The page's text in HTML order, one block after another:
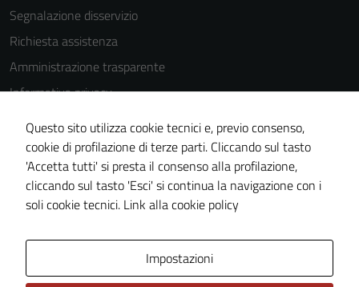
Segnalazione disservizio
Richiesta assistenza
Amministrazione trasparente
Informativa privacy
Cookie Policy
Note legali
Dichiarazione di accessibilità
Piano di miglioramento del sito
Questo sito utilizza cookie tecnici e, previo consenso,
cookie di profilazione di terze parti. Cliccando sul tasto
'Accetta tutti' si presta il consenso alla profilazione,
cliccando sul tasto 'Esci' si continua la navigazione con i
soli cookie tecnici. Link alla cookie policy
Impostazioni
dettagli) e
essere
utilizzati
anche per la
profilazione.
La
di questi